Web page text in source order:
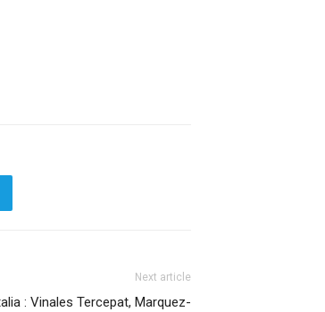
Next article
: Vinales Tercepat, Marquez-